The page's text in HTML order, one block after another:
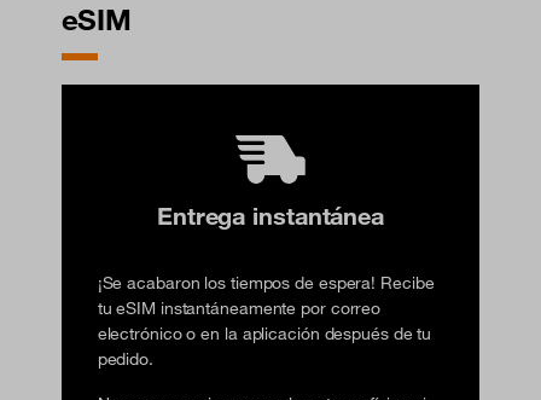
eSIM
Entrega instantánea
¡Se acabaron los tiempos de espera! Recibe
tu eSIM instantáneamente por correo
electrónico o en la aplicación después de tu
pedido.